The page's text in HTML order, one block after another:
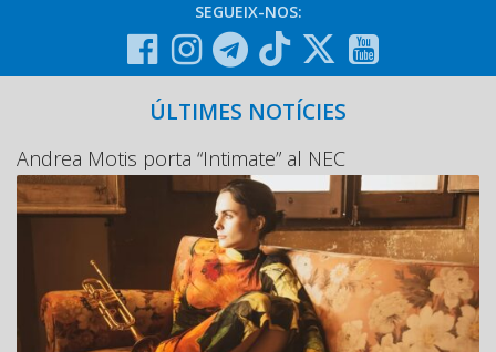
SEGUEIX-NOS:
ÚLTIMES NOTÍCIES
Andrea Motis porta “Intimate” al NEC